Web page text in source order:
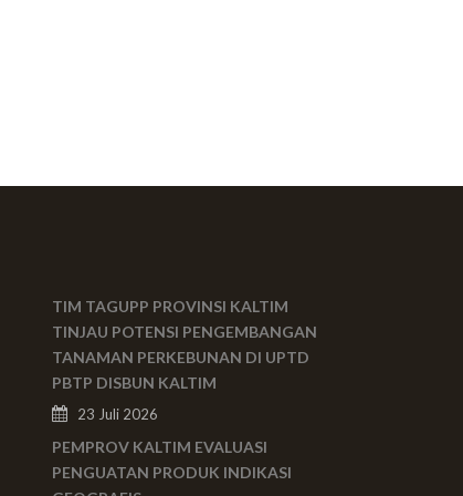
TIM TAGUPP PROVINSI KALTIM
TINJAU POTENSI PENGEMBANGAN
TANAMAN PERKEBUNAN DI UPTD
PBTP DISBUN KALTIM
23 Juli 2026
PEMPROV KALTIM EVALUASI
PENGUATAN PRODUK INDIKASI